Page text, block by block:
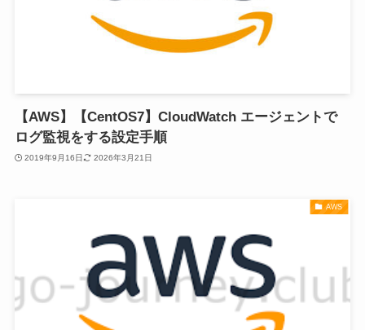
【AWS】【CentOS7】CloudWatch エージェントで
ログ監視をする設定手順
2019年9月16日 2026年3月21日
AWS